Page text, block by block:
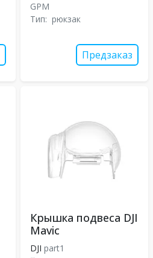
GPM
Тип: рюкзак
Предзаказ
Крышка подвеса DJI
Mavic
DJI part1